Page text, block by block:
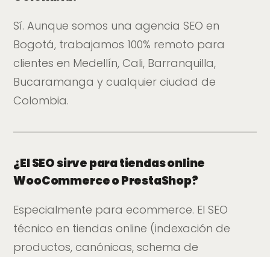
Sí. Aunque somos una agencia SEO en
Bogotá, trabajamos 100% remoto para
clientes en Medellín, Cali, Barranquilla,
Bucaramanga y cualquier ciudad de
Colombia.
¿El SEO sirve para tiendas online
WooCommerce o PrestaShop?
Especialmente para ecommerce. El SEO
técnico en tiendas online (indexación de
productos, canónicas, schema de